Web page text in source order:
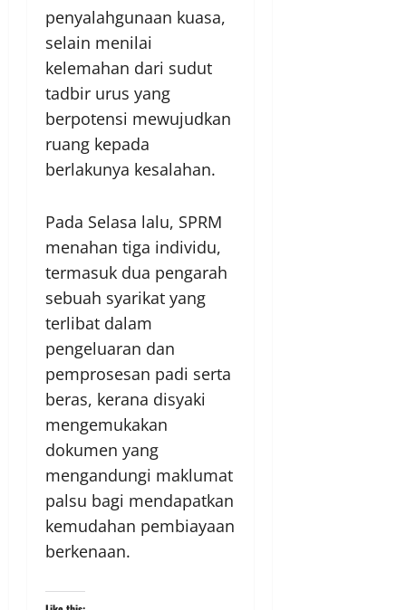
penyalahgunaan kuasa,
selain menilai
kelemahan dari sudut
tadbir urus yang
berpotensi mewujudkan
ruang kepada
berlakunya kesalahan.
Pada Selasa lalu, SPRM
menahan tiga individu,
termasuk dua pengarah
sebuah syarikat yang
terlibat dalam
pengeluaran dan
pemprosesan padi serta
beras, kerana disyaki
mengemukakan
dokumen yang
mengandungi maklumat
palsu bagi mendapatkan
kemudahan pembiayaan
berkenaan.